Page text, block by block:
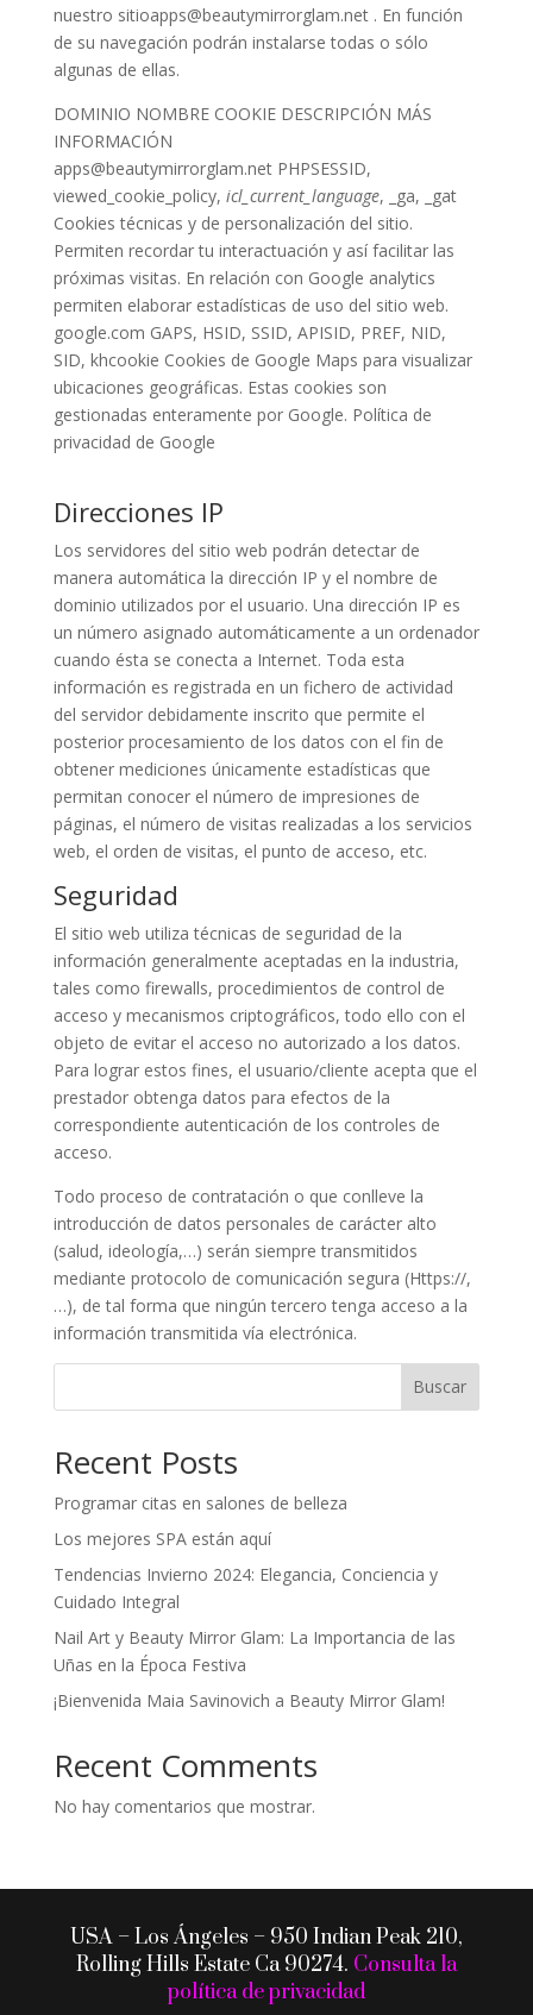
nuestro sitioapps@beautymirrorglam.net . En función
de su navegación podrán instalarse todas o sólo
algunas de ellas.
DOMINIO NOMBRE COOKIE DESCRIPCIÓN MÁS
INFORMACIÓN
apps@beautymirrorglam.net PHPSESSID,
viewed_cookie_policy, icl_current_language, _ga, _gat
Cookies técnicas y de personalización del sitio.
Permiten recordar tu interactuación y así facilitar las
próximas visitas. En relación con Google analytics
permiten elaborar estadísticas de uso del sitio web.
google.com GAPS, HSID, SSID, APISID, PREF, NID,
SID, khcookie Cookies de Google Maps para visualizar
ubicaciones geográficas. Estas cookies son
gestionadas enteramente por Google. Política de
privacidad de Google
Direcciones IP
Los servidores del sitio web podrán detectar de
manera automática la dirección IP y el nombre de
dominio utilizados por el usuario. Una dirección IP es
un número asignado automáticamente a un ordenador
cuando ésta se conecta a Internet. Toda esta
información es registrada en un fichero de actividad
del servidor debidamente inscrito que permite el
posterior procesamiento de los datos con el fin de
obtener mediciones únicamente estadísticas que
permitan conocer el número de impresiones de
páginas, el número de visitas realizadas a los servicios
web, el orden de visitas, el punto de acceso, etc.
Seguridad
El sitio web utiliza técnicas de seguridad de la
información generalmente aceptadas en la industria,
tales como firewalls, procedimientos de control de
acceso y mecanismos criptográficos, todo ello con el
objeto de evitar el acceso no autorizado a los datos.
Para lograr estos fines, el usuario/cliente acepta que el
prestador obtenga datos para efectos de la
correspondiente autenticación de los controles de
acceso.
Todo proceso de contratación o que conlleve la
introducción de datos personales de carácter alto
(salud, ideología,…) serán siempre transmitidos
mediante protocolo de comunicación segura (Https://,
…), de tal forma que ningún tercero tenga acceso a la
información transmitida vía electrónica.
Buscar
Recent Posts
Programar citas en salones de belleza
Los mejores SPA están aquí
Tendencias Invierno 2024: Elegancia, Conciencia y
Cuidado Integral
Nail Art y Beauty Mirror Glam: La Importancia de las
Uñas en la Época Festiva
¡Bienvenida Maia Savinovich a Beauty Mirror Glam!
Recent Comments
No hay comentarios que mostrar.
USA – Los Ángeles – 950 Indian Peak 210,
Rolling Hills Estate Ca 90274. Consulta la
política de privacidad